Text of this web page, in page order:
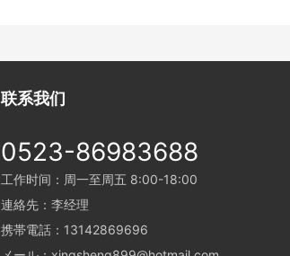
联系我们
0523-86983688
工作时间：周一至周五 8:00-18:00
連絡先：李经理
携帯電話：13142869696